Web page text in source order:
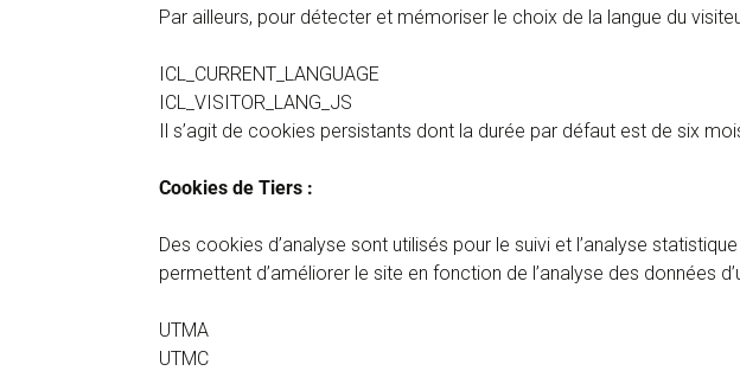
Par ailleurs, pour détecter et mémoriser le choix de la langue du
ICL_CURRENT_LANGUAGE
ICL_VISITOR_LANG_JS
Il s’agit de cookies persistants dont la durée par défaut est de six
Cookies de Tiers :
Des cookies d’analyse sont utilisés pour le suivi et l’analyse
permettent d’améliorer le site en fonction de l’analyse des données
UTMA
UTMC